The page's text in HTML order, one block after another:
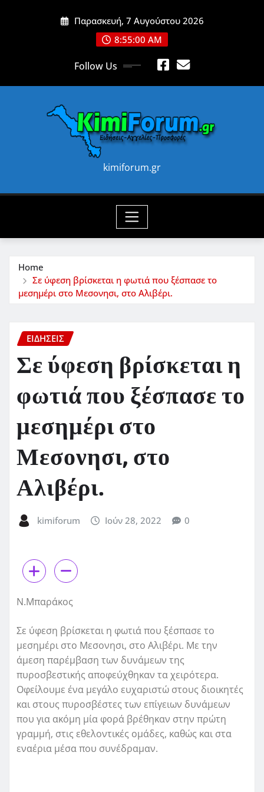
Παρασκευή, 7 Αυγούστου 2026
8:55:02 AM
Follow Us
kimiforum.gr
Home
Σε ύφεση βρίσκεται η φωτιά που ξέσπασε το
μεσημέρι στο Μεσονησι, στο Αλιβέρι.
ΕΙΔΗΣΕΙΣ
Σε ύφεση βρίσκεται η
φωτιά που ξέσπασε το
μεσημέρι στο
Μεσονησι, στο
Αλιβέρι.
kimiforum Ιούν 28, 2022 0
Ν.Μπαράκος
Σε ύφεση βρίσκεται η φωτιά που ξέσπασε το
μεσημέρι στο Μεσονησι, στο Αλιβέρι. Με την
άμεση παρέμβαση των δυνάμεων της
πυροσβεστικής αποφεύχθηκαν τα χειρότερα.
Οφείλουμε ένα μεγάλο ευχαριστώ στους διοικητές
και στους πυροσβέστες των επίγειων δυνάμεων
που για ακόμη μία φορά βρέθηκαν στην πρώτη
γραμμή, στις εθελοντικές ομάδες, καθώς και στα
εναέρια μέσα που συνέδραμαν.